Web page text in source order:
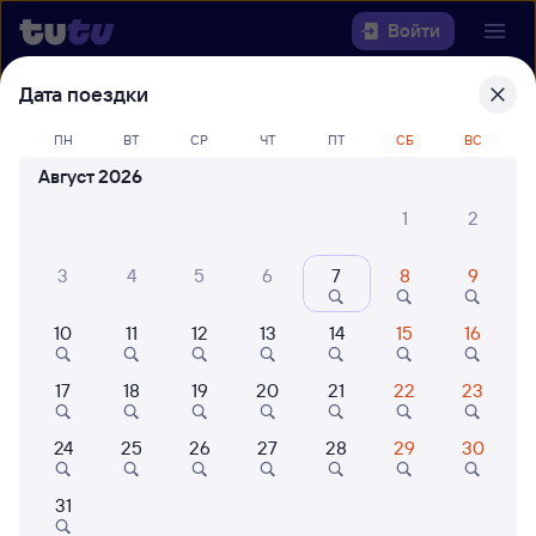
Войти
Выберите день, чтобы найти
билеты Мурманск — Адлер
22 года работаем для вас
Куда
Когда
Кто едет
Дата поездки
ПН ВТ СР ЧТ ПТ СБ ВС
Август 2026
1
2
3 4 5 6 7 8 9
10 11 12 13 14 15 16
17 18 19 20 21 22 23
24 25 26 27 28 29 30
31